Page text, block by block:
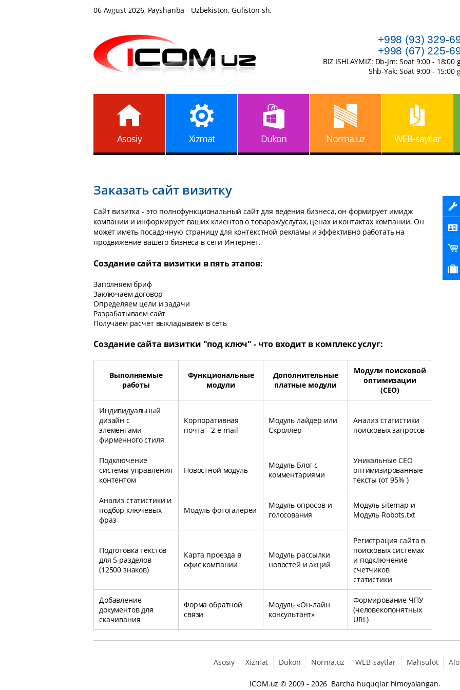
06 Avgust 2026, Payshanba - Uzbekiston, Guliston sh.
+998 (93) 329-
+998 (67) 225-
BIZ ISHLAYMIZ: Db-Jm: Soat 9:00 - 18:00
Shb-Yak: Soat 9:00 - 15:00
Asosiy Xizmat Dukon Norma.uz WEB-saytlar
Заказать сайт визитку
Сайт визитка - это полнофункциональный сайт для ведения бизнеса, он формирует имидж
компании и информирует ваших клиентов о товарах/услугах, ценах и контактах компании. Он
может иметь посадочную страницу для контекстной рекламы и эффективно работать на
продвижение вашего бизнеса в сети Интернет.
Создание сайта визитки в пять этапов:
Заполняем бриф
Заключаем договор
Определяем цели и задачи
Разрабатываем сайт
Получаем расчет выкладываем в сеть
Создание сайта визитки "под ключ" - что входит в комплекс услуг:
Выполняемые
работы
Функциональные
модули
Дополнительные
платные модули
Модули поисковой
оптимизации
(СЕО)
Индивидуальный
дизайн с
элементами
фирменного стиля
Корпоративная
почта - 2 e-mail
Модуль лайдер или
Скроллер
Анализ статистики
поисковых запросов
Подключение
системы управления
контентом
Новостной модуль
Модуль Блог с
комментариями
Уникальные СЕО
оптимизированные
тексты (от 95% )
Анализ статистики и
подбор ключевых
фраз
Модуль фотогалереи
Модуль опросов и
голосования
Модуль sitemap и
Модуль Robots.txt
Подготовка текстов
для 5 разделов
(12500 знаков)
Карта проезда в
офис компании
Модуль рассылки
новостей и акций
Регистрация сайта в
поисковых системах
и подключение
счетчиков
статистики
Добавление
документов для
скачивания
Форма обратной
связи
Модуль «Он-лайн
консультант»
Формирование ЧПУ
(человекопонятных
URL)
Asosiy Xizmat Dukon Norma.uz WEB-saytlar Mahsulot
ICOM.uz © 2009 - 2026 Barcha huquqlar himoyalangan.